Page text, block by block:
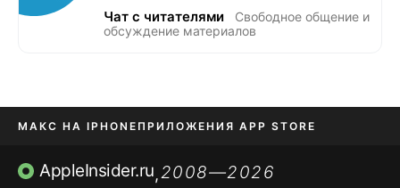
Чат с читателями
Свободное общение и
обсуждение материалов
МАКС НА IPHONE ПРИЛОЖЕНИЯ APP STORE
TIKTOK НА IPHONEПРИЛОЖЕНИЯ БЕЗ APP STORE
AppleInsider.ru,2008—2026